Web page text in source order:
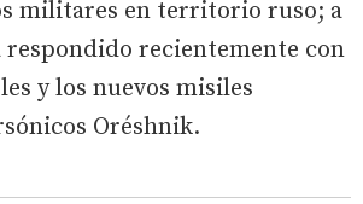
militares en territorio ruso; a
recientemente con
y los nuevos misiles
Oréshnik.